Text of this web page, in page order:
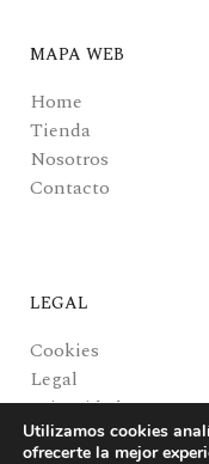
MAPA WEB
Home
Tienda
Nosotros
Contacto
LEGAL
Cookies
Legal
Privacidad
Pagos y envíos
Utilizamos cookies
ofrecerte la mejor